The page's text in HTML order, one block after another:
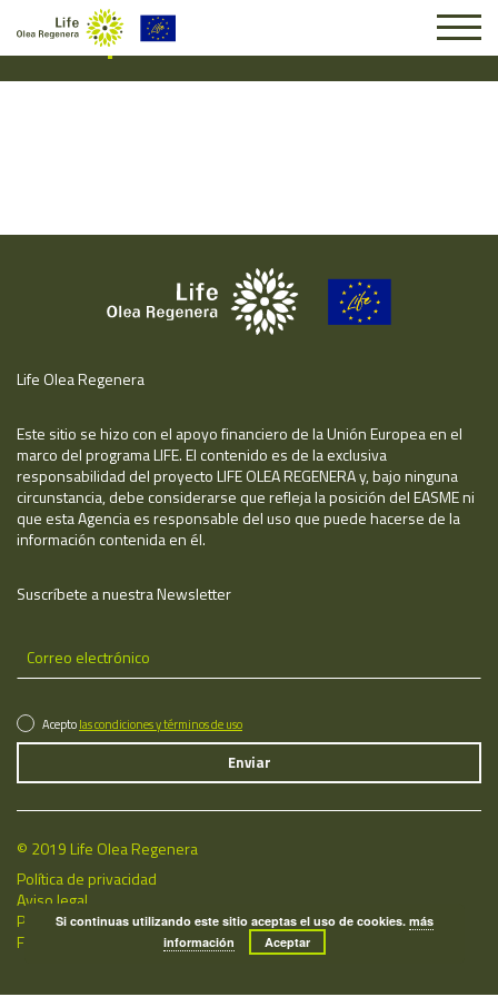
Suscripción #17112
Life Olea Regenera
Este sitio se hizo con el apoyo financiero de la Unión Europea en el
marco del programa LIFE. El contenido es de la exclusiva
responsabilidad del proyecto LIFE OLEA REGENERA y, bajo ninguna
circunstancia, debe considerarse que refleja la posición del EASME ni
que esta Agencia es responsable del uso que puede hacerse de la
información contenida en él.
Suscríbete a nuestra Newsletter
Aceptolas condiciones y términos de uso
© 2019 Life Olea Regenera
Política de privacidad
Aviso legal
Política de cookies
Fecha de última actualización: 06/08/2026
Si continuas utilizando este sitio aceptas el uso de cookies.más
información
Aceptar